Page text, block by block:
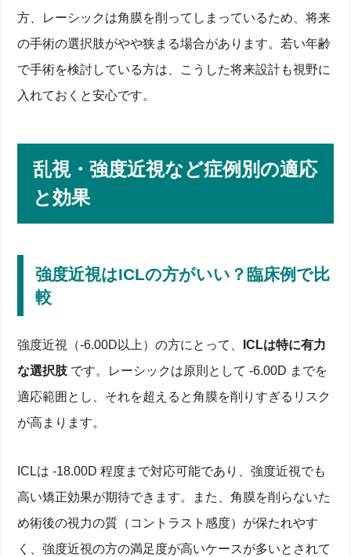
方、レーシックは角膜を削ってしまっているため、将来
の手術の選択肢がやや狭まる場合があります。若い年齢
で手術を検討している方は、こうした将来設計も視野に
入れておくと安心です。
乱視・強度近視など症例別の適応
と効果
強度近視はICLの方がいい？臨床例で比
較
強度近視（-6.00D以上）の方にとって、
ICLは特に有力
な選択肢 です。レーシックは原則として -6.00D までを
適応範囲とし、それを超えると角膜を削りすぎるリスク
が高まります。
ICLは -18.00D 程度まで対応可能であり、強度近視でも
高い矯正効果が期待できます。また、角膜を削らないた
め術後の視力の質（コントラスト感度）が保たれやす
く、強度近視の方の満足度が高いケースが多いとされて